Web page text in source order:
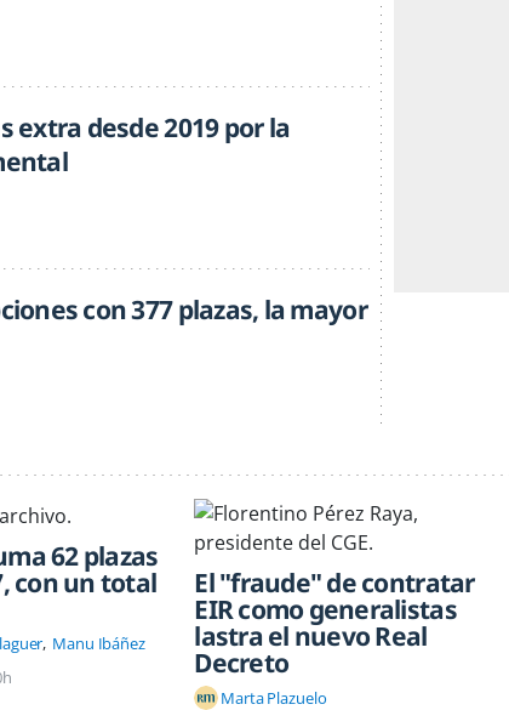
extra desde 2019 por la
con 377 plazas, la mayor
62 plazas
con un total
Manu Ibáñez
El "fraude" de contratar
EIR como generalistas
lastra el nuevo Real
Decreto
Marta Plazuelo